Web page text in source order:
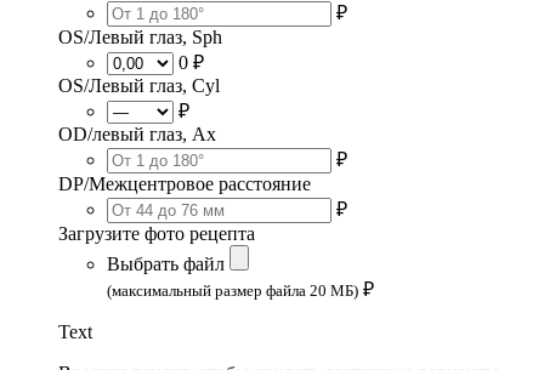
₽
OS/Левый глаз, Sph
0 ₽
OS/Левый глаз, Cyl
₽
OD/левый глаз, Ax
₽
DP/Межцентровое расстояние
₽
Загрузите фото рецепта
Выбрать файл
(максимальный размер файла 20 МБ) ₽
Text